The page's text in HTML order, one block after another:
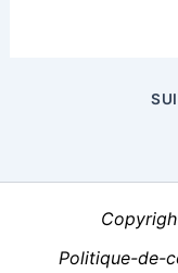
Politique-de-